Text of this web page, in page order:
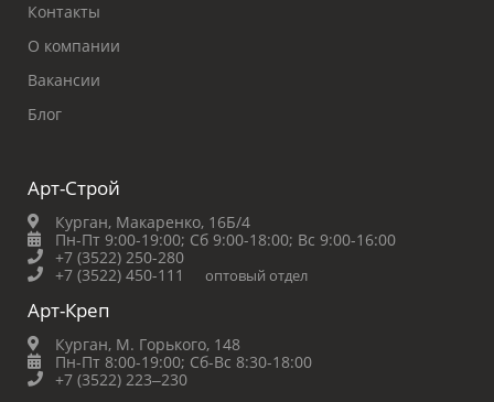
Контакты
О компании
Вакансии
Блог
Арт-Строй
Курган, Макаренко, 16Б/4
Пн-Пт 9:00-19:00; Сб 9:00-18:00; Вс 9:00-16:00
+7 (3522) 250-280
+7 (3522) 450-111
оптовый отдел
Арт-Креп
Курган, М. Горького, 148
Пн-Пт 8:00-19:00; Сб-Вс 8:30-18:00
+7 (3522) 223‒230